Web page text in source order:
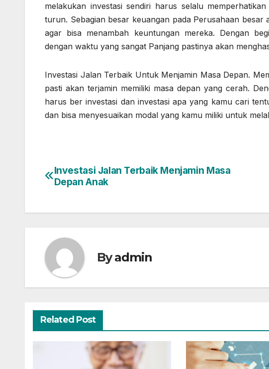
melakukan investasi sendiri harus selalu
turun. Sebagian besar keuangan pada Perusahaan
agar bisa menambah keuntungan mereka. Dengan
dengan waktu yang sangat Panjang pastinya akan
Investasi Jalan Terbaik Untuk Menjamin Masa Depan.
pasti akan terjamin memiliki masa depan yang cerah.
harus ber investasi dan investasi apa yang kamu cari
dan bisa menyesuaikan modal yang kamu miliki untuk
Post
Investasi Jalan Terbaik Menjamin Masa
Depan Anak
Byadmin
Related Post